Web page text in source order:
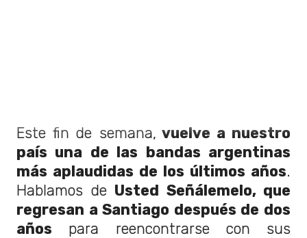
Este fin de semana, vuelve a nuestro
país una de las bandas argentinas
más aplaudidas de los últimos años.
Hablamos de Usted Señálemelo, que
regresan a Santiago después de dos
años para reencontrarse con sus